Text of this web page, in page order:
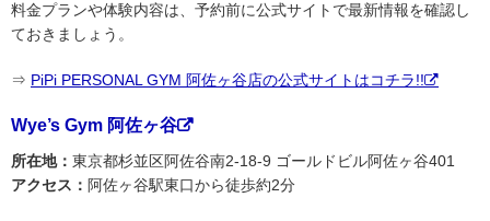
料金プランや体験内容は、予約前に公式サイトで最新情報を確認し
ておきましょう。
⇒ PiPi PERSONAL GYM 阿佐ヶ谷店の公式サイトはコチラ!!
Wye’s Gym 阿佐ヶ谷
所在地： 東京都杉並区阿佐谷南2-18-9 ゴールドビル阿佐ヶ谷401
アクセス： 阿佐ヶ谷駅東口から徒歩約2分